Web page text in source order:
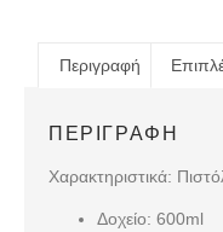
Περιγραφή
ΠΕΡΙΓΡΑΦΉ
Χαρακτηριστικά:
Δοχείο: 600ml